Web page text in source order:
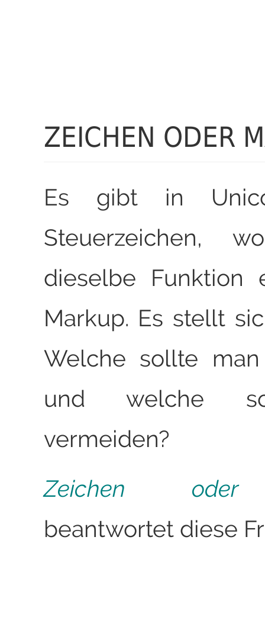
ZEICHEN ODER
Es gibt in
Steuerzeichen,
dieselbe Funktion
Markup. Es stellt
Welche sollte
und welche
vermeiden?
Zeichen oder
beantwortet diese